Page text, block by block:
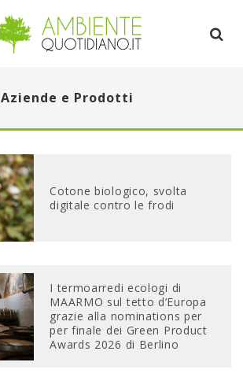
Aziende e Prodotti
Cotone biologico, svolta
digitale contro le frodi
I termoarredi ecologi di
MAARMO sul tetto d’Europa
grazie alla nominations per
per finale dei Green Product
Awards 2026 di Berlino